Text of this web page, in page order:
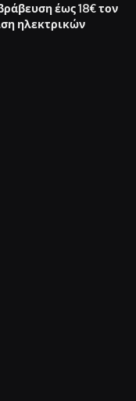
έως 18€ τον
ηλεκτρικών